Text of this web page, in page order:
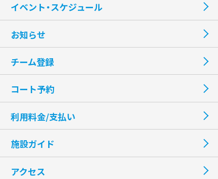
イベント・スケジュール
お知らせ
チーム登録
コート予約
利用料金/支払い
施設ガイド
アクセス